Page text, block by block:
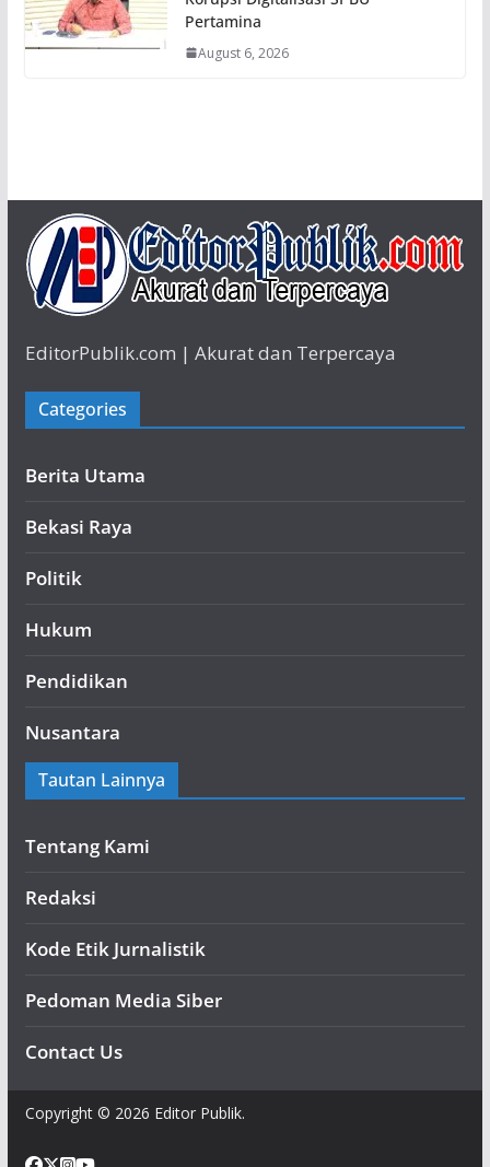
Pertamina
August 6, 2026
EditorPublik.com | Akurat dan Terpercaya
Categories
Berita Utama
Bekasi Raya
Politik
Hukum
Pendidikan
Nusantara
Tautan Lainnya
Tentang Kami
Redaksi
Kode Etik Jurnalistik
Pedoman Media Siber
Contact Us
Copyright © 2026 Editor Publik.